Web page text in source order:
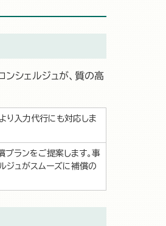
シェルジュが、質の高
り入力代行にも対応しま
ランをご提案します。事
ジュがスムーズに補償の